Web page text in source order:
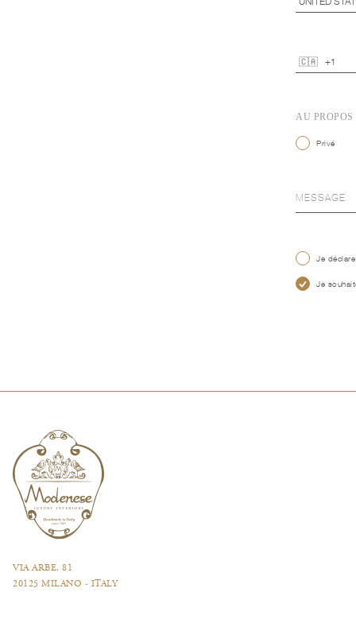
AU
Privé
Je
Je
VIA ARBE, 81
20125 MILANO - ITALY